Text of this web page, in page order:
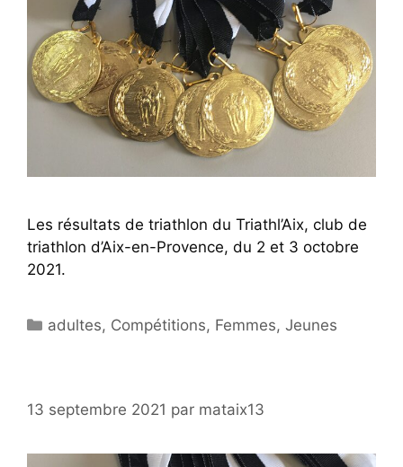
Les résultats de triathlon du Triathl’Aix, club de
triathlon d’Aix-en-Provence, du 2 et 3 octobre
2021.
Catégories
adultes, Compétitions, Femmes,Jeunes
13 septembre 2021 par mataix13